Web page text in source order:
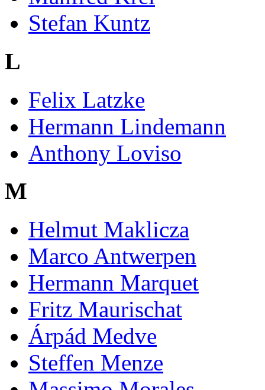
Stefan Kuntz
L
Felix Latzke
Hermann Lindemann
Anthony Loviso
M
Helmut Maklicza
Marco Antwerpen
Hermann Marquet
Fritz Maurischat
Árpád Medve
Steffen Menze